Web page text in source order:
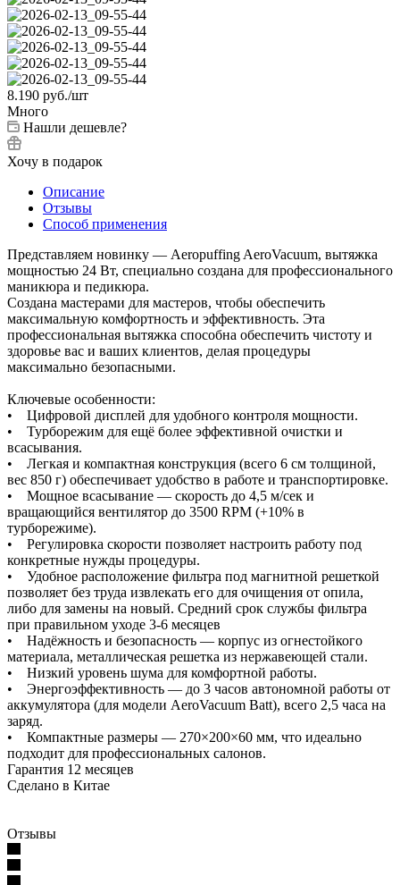
8.190 руб./шт
Много
Нашли дешевле?
Хочу в подарок
Описание
Отзывы
Способ применения
Представляем новинку — Aeropuffing AeroVacuum, вытяжка
мощностью 24 Вт, специально создана для профессионального
маникюра и педикюра.
Создана мастерами для мастеров, чтобы обеспечить
максимальную комфортность и эффективность. Эта
профессиональная вытяжка способна обеспечить чистоту и
здоровье вас и ваших клиентов, делая процедуры
максимально безопасными.
Ключевые особенности:
• Цифровой дисплей для удобного контроля мощности.
• Турборежим для ещё более эффективной очистки и
всасывания.
• Легкая и компактная конструкция (всего 6 см толщиной,
вес 850 г) обеспечивает удобство в работе и транспортировке.
• Мощное всасывание — скорость до 4,5 м/сек и
вращающийся вентилятор до 3500 RPM (+10% в
турборежиме).
• Регулировка скорости позволяет настроить работу под
конкретные нужды процедуры.
• Удобное расположение фильтра под магнитной решеткой
позволяет без труда извлекать его для очищения от опила,
либо для замены на новый. Средний срок службы фильтра
при правильном уходе 3-6 месяцев
• Надёжность и безопасность — корпус из огнестойкого
материала, металлическая решетка из нержавеющей стали.
• Низкий уровень шума для комфортной работы.
• Энергоэффективность — до 3 часов автономной работы от
аккумулятора (для модели AeroVacuum Batt), всего 2,5 часа на
заряд.
• Компактные размеры — 270×200×60 мм, что идеально
подходит для профессиональных салонов.
Гарантия 12 месяцев
Сделано в Китае
Отзывы